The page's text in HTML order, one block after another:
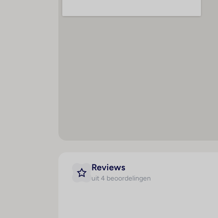
Airconditioning (centraal
Reviews
uit 4 beoordelingen